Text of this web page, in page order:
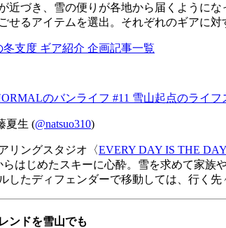
近づき、雪の便りが各地から届くように
せるアイテムを選出。それぞれのギアに
支度 ギア紹介 企画記事一覧
のバンライフ #11 雪山起点のライ
夏生 (@natsuo310)
リングスタジオ〈EVERY DAY IS THE DAY
らはじめたスキーに心酔。雪を求めて家族
したディフェンダーで移動しては、行く先
ンドを雪山でも